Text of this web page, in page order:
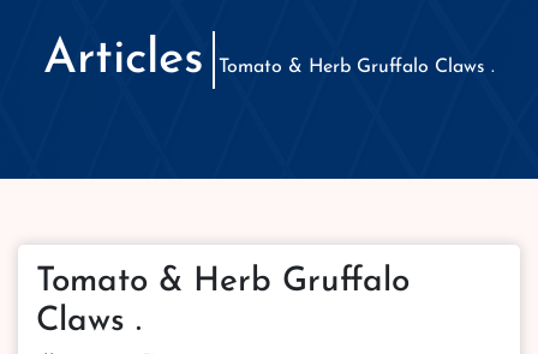
Articles Tomato & Herb Gruffalo Claws .
Tomato & Herb Gruffalo
Claws .